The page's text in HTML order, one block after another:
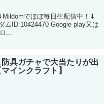
でほぼ毎日生配信中！⬇
ムID:10424470 Google play又は
...
具ガチャで大当たりが出
インクラフト】